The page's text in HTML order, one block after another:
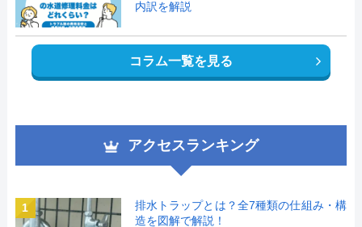
内訳を解説
コラム一覧を見る
アクセスランキング
1
排水トラップとは？全7種類の仕組み・構
造を図解で解説！